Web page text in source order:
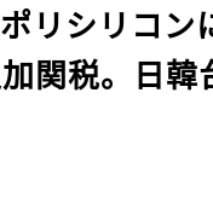
リシリコン
関税。日韓